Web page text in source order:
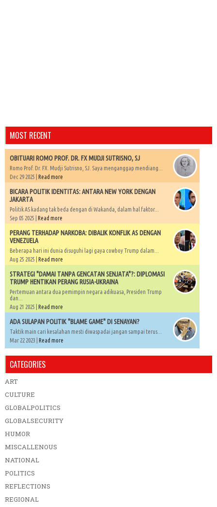
MOST RECENT
OBITUARI ROMO PROF. DR. FX MUDJI SUTRISNO, SJ
Romo Prof. Dr. FX. Mudji Sutrisno, SJ. Saya menganggap mendiang...
Dec 29 2025 | Read more
BICARA POLITIK IDENTITAS: ANTARA NEW YORK DENGAN
JAKARTA
Politik AS kadang tak beda dengan di Wakanda, dalam hal faktor...
Sep 05 2025 | Read more
PERANG TERHADAP NARKOBA: DIBALIK KONFLIK AS DENGAN
VENEZUELA
Beberapa hari ini dunia disuguhi lagi gaya cowboy Trump dalam...
Aug 25 2025 | Read more
STRATEGI "DAMAI TANPA GENCATAN SENJATA"?: DIPLOMASI
TRUMP HENTIKAN PERANG RUSIA-UKRAINA
Pertemuan antara dua pemimpin negara adikuasa, Presiden Trump
dan...
Aug 21 2025 | Read more
ADA SULAPAN POLITIK "BLAME GAME" DI SENAYAN?
Taktik main cari kesalahan mesti diwaspadai jangan sampai terus...
Mar 22 2023 | Read more
CATEGORIES
ART
CULTURE
GLOBALPOLITICS
GLOBALSECURITY
HUMOR
MISCALLENOUS
NATIONAL
POLITICS
REFLECTIONS
REGIONAL